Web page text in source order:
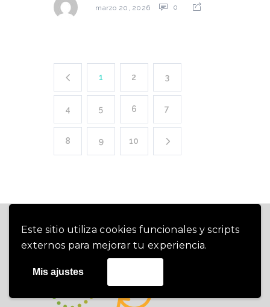
Este sitio utiliza cookies funcionales y scripts
externos para mejorar tu experiencia.
Mis ajustes
marzo 20, 2026 0
1 2 3
4 5 6 7
8 9 10